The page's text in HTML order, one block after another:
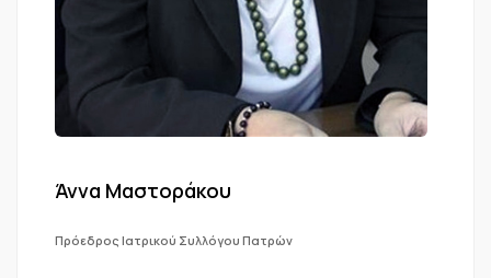
Άννα Μαστοράκου
Πρόεδρος Ιατρικού Συλλόγου Πατρών